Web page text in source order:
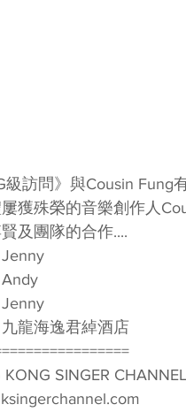
級訪問》與Cousin
獲殊榮的音樂創作人
及團隊的合作....
龍海逸君綽酒店
KONG SINGER CHANNEL